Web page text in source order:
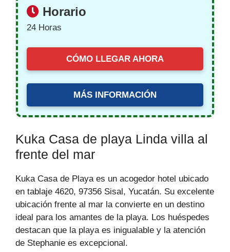
Horario
24 Horas
CÓMO LLEGAR AHORA
MÁS INFORMACIÓN
Kuka Casa de playa Linda villa al
frente del mar
Kuka Casa de Playa es un acogedor hotel ubicado
en tablaje 4620, 97356 Sisal, Yucatán. Su excelente
ubicación frente al mar la convierte en un destino
ideal para los amantes de la playa. Los huéspedes
destacan que la playa es inigualable y la atención
de Stephanie es excepcional.